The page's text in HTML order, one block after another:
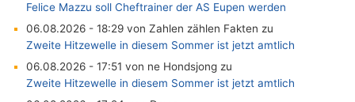
Felice Mazzu soll Cheftrainer der AS Eupen werden
06.08.2026 - 18:29 von Zahlen zählen Fakten zu
Zweite Hitzewelle in diesem Sommer ist jetzt amtlich
06.08.2026 - 17:51 von ne Hondsjong zu
Zweite Hitzewelle in diesem Sommer ist jetzt amtlich